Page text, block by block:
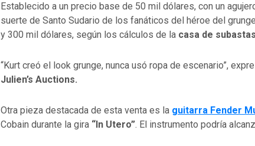
Establecido a un precio base de 50 mil dólares, con un
suerte de Santo Sudario de los fanáticos del héroe del
y 300 mil dólares, según los cálculos de la casa de
“Kurt creó el look grunge, nunca usó ropa de escenario”,
Julien’s Auctions.
Otra pieza destacada de esta venta es la guitarra Fender
Cobain durante la gira “In Utero”. El instrumento podría